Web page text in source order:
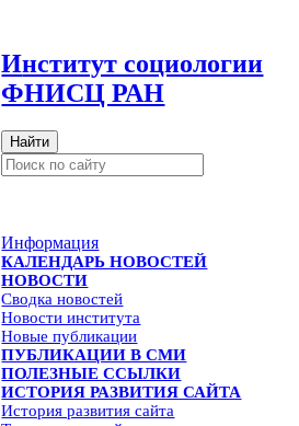
Институт социологии
ФНИСЦ РАН
Найти
Информация
КАЛЕНДАРЬ НОВОСТЕЙ
НОВОСТИ
Сводка новостей
Новости института
Новые публикации
ПУБЛИКАЦИИ В СМИ
ПОЛЕЗНЫЕ ССЫЛКИ
ИСТОРИЯ РАЗВИТИЯ САЙТА
История развития сайта